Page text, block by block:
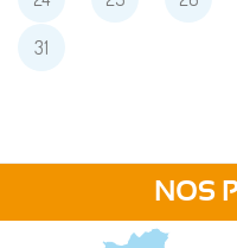
31
NOS